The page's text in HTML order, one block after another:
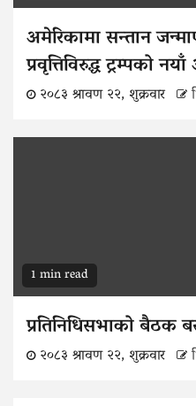
अमेरिकामा सन्तान
प्रवृत्तिविरुद्ध ट्रम्पको
२०८३ श्रावण २२, शुक्रवार
1 min read
प्रतिनिधिसभाको बैठक
२०८३ श्रावण २२, शुक्रवार